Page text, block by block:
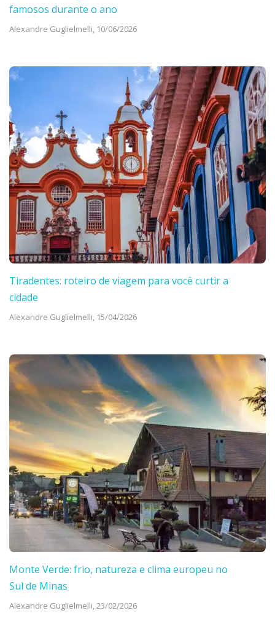
famosos durante o ano
Alexandre Guglielmelli, 10/06/2026
Tiradentes: roteiro de viagem para você curtir a
cidade
Alexandre Guglielmelli, 15/04/2026
Monte Verde: frio, natureza e clima europeu no
Sul de Minas
Alexandre Guglielmelli, 23/02/2026